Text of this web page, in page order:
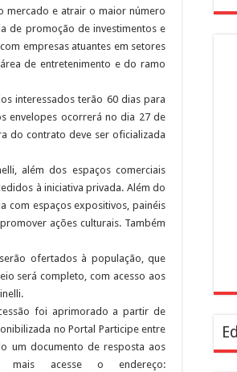
mercado e atrair o maior número
de promoção de investimentos e
empresas atuantes em setores
de entretenimento e do ramo
interessados terão 60 dias para
envelopes ocorrerá no dia 27 de
do contrato deve ser oficializada
além dos espaços comerciais
à iniciativa privada. Além do
com espaços expositivos, painéis
ações culturais. Também
ofertados à população, que
será completo, com acesso aos
foi aprimorado a partir de
no Portal Participe entre
um documento de resposta aos
mais acesse o endereço: